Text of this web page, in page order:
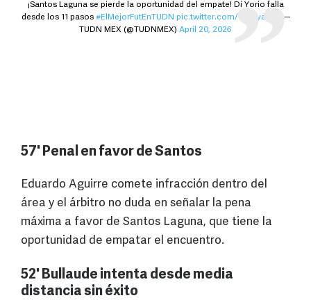
¡Santos Laguna se pierde la oportunidad del empate! Di Yorio falla
desde los 11 pasos #ElMejorFutEnTUDN pic.twitter.com/dt0IgyabQJ
—
TUDN MEX (@TUDNMEX) April 20, 2026
57' Penal en favor de Santos
Eduardo Aguirre comete infracción dentro del
área y el árbitro no duda en señalar la pena
máxima a favor de Santos Laguna, que tiene la
oportunidad de empatar el encuentro.
52' Bullaude intenta desde media
distancia sin éxito